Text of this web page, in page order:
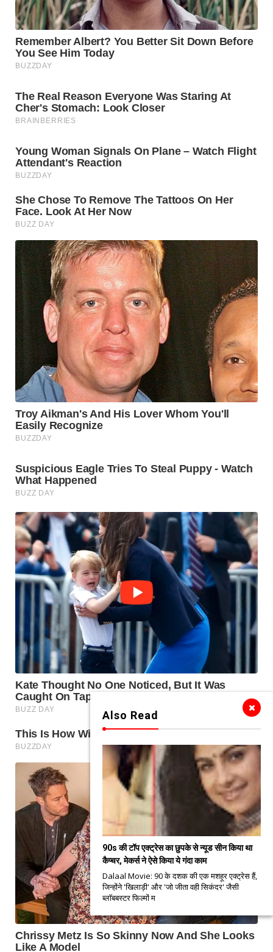
Also Read
90s की टॉप एक्ट्रेस का छुपके से न्यूड सीन किया था
कैप्चर, मेकर्स ने ऐसे किया ये गंदा काम
Dalaal Movie: 90 के दशक की एक मशहूर एक्ट्रेस हैं,
जिन्होंने 'खिलाड़ी' और 'जो जीता वही सिकंदर' जैसी
ब्लॉबबस्टर फिल्मों म